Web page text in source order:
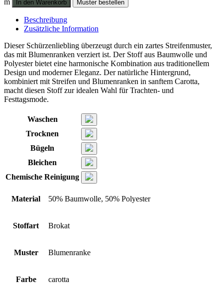
natur/carotta
Menge
m In den Warenkorb Muster bestellen
Beschreibung
Zusätzliche Information
Dieser Schürzenliebling überzeugt durch ein zartes Streifenmuster,
das mit Blumenranken verziert ist. Der Stoff aus Baumwolle und
Polyester bietet eine harmonische Kombination aus traditionellem
Design und moderner Eleganz. Der natürliche Hintergrund,
kombiniert mit Streifen und Blumenranken in sanftem Carotta,
macht diesen Stoff zur idealen Wahl für Trachten- und
Festtagsmode.
Waschen
Trocknen
Bügeln
Bleichen
Chemische Reinigung
Material 50% Baumwolle, 50% Polyester
Stoffart Brokat
Muster Blumenranke
Farbe carotta